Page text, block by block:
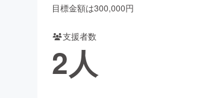
ビューティー・ヘルスケア
目標金額は300,000円
支援者数
2人